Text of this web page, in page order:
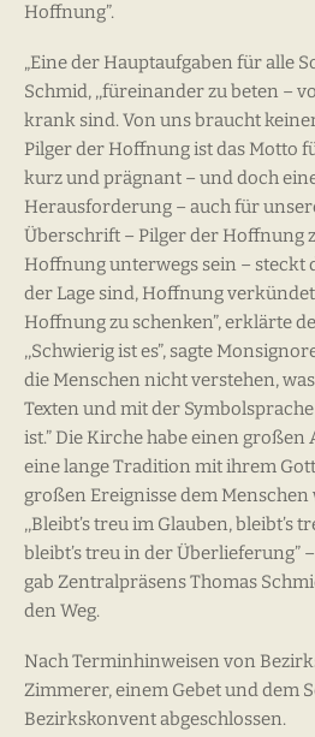
Hoffnung”.
„Eine der Hauptaufgaben für alle
Schmid, ,,füreinander zu beten –
krank sind. Von uns braucht
Pilger der Hoffnung ist das Motto
kurz und prägnant – und doch
Herausforderung – auch für
Überschrift – Pilger der Hoffnung
Hoffnung unterwegs sein – steckt
der Lage sind, Hoffnung
Hoffnung zu schenken”, erklärte
,,Schwierig ist es”, sagte
die Menschen nicht verstehen,
Texten und mit der
ist.” Die Kirche habe einen
eine lange Tradition mit ihrem
großen Ereignisse dem Menschen
,,Bleibt’s treu im Glauben, bleibt’s
bleibt’s treu in der Überlieferung”
gab Zentralpräsens Thomas
den Weg.
Nach Terminhinweisen von
Zimmerer, einem Gebet und dem
Bezirkskonvent abgeschlossen.